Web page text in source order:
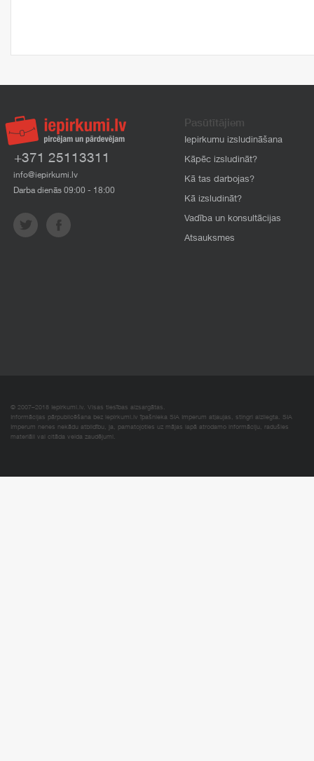
+371 25113311
info@iepirkumi.lv
Darba dienās 09:00 - 18:00
Pasūtītājiem
Iepirkumu izsludināšana
Kāpēc izsludināt?
Kā tas darbojas?
Kā izsludināt?
Vadība un konsultācijas
Atsauksmes
© 2007–2018 Iepirkumi.lv. Visas tiesības aizsargātas.
Informācijas pārpublicēšana bez iepirkumi.lv īpašnieka SIA Imperum atļaujas, stingri aizliegta. SIA
Imperum nenes nekādu atbildību, ja, pamatojoties uz mājas lapā atrodamo informāciju, radušies
materiāli vai citāda veida zaudējumi.